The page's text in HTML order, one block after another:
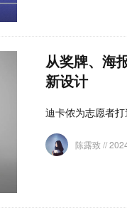
从奖牌、海
新设计
迪卡侬为志愿者
陈露致//